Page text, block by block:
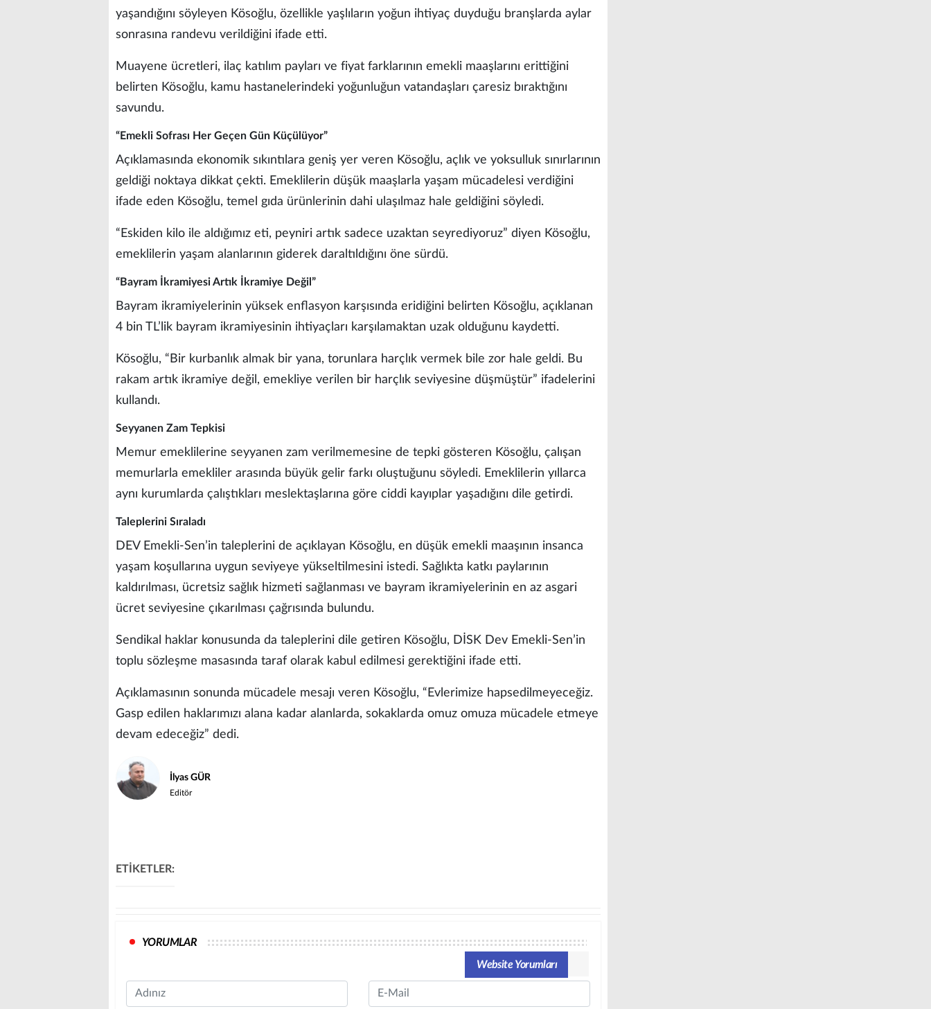
yaşandığını söyleyen Kösoğlu, özellikle yaşlıların yoğun ihtiyaç duyduğu branşlarda aylar
sonrasına randevu verildiğini ifade etti.
Muayene ücretleri, ilaç katılım payları ve fiyat farklarının emekli maaşlarını erittiğini
belirten Kösoğlu, kamu hastanelerindeki yoğunluğun vatandaşları çaresiz bıraktığını
savundu.
“Emekli Sofrası Her Geçen Gün Küçülüyor”
Açıklamasında ekonomik sıkıntılara geniş yer veren Kösoğlu, açlık ve yoksulluk sınırlarının
geldiği noktaya dikkat çekti. Emeklilerin düşük maaşlarla yaşam mücadelesi verdiğini
ifade eden Kösoğlu, temel gıda ürünlerinin dahi ulaşılmaz hale geldiğini söyledi.
“Eskiden kilo ile aldığımız eti, peyniri artık sadece uzaktan seyrediyoruz” diyen Kösoğlu,
emeklilerin yaşam alanlarının giderek daraltıldığını öne sürdü.
“Bayram İkramiyesi Artık İkramiye Değil”
Bayram ikramiyelerinin yüksek enflasyon karşısında eridiğini belirten Kösoğlu, açıklanan
4 bin TL’lik bayram ikramiyesinin ihtiyaçları karşılamaktan uzak olduğunu kaydetti.
Kösoğlu, “Bir kurbanlık almak bir yana, torunlara harçlık vermek bile zor hale geldi. Bu
rakam artık ikramiye değil, emekliye verilen bir harçlık seviyesine düşmüştür” ifadelerini
kullandı.
Seyyanen Zam Tepkisi
Memur emeklilerine seyyanen zam verilmemesine de tepki gösteren Kösoğlu, çalışan
memurlarla emekliler arasında büyük gelir farkı oluştuğunu söyledi. Emeklilerin yıllarca
aynı kurumlarda çalıştıkları meslektaşlarına göre ciddi kayıplar yaşadığını dile getirdi.
Taleplerini Sıraladı
DEV Emekli-Sen’in taleplerini de açıklayan Kösoğlu, en düşük emekli maaşının insanca
yaşam koşullarına uygun seviyeye yükseltilmesini istedi. Sağlıkta katkı paylarının
kaldırılması, ücretsiz sağlık hizmeti sağlanması ve bayram ikramiyelerinin en az asgari
ücret seviyesine çıkarılması çağrısında bulundu.
Sendikal haklar konusunda da taleplerini dile getiren Kösoğlu, DİSK Dev Emekli-Sen’in
toplu sözleşme masasında taraf olarak kabul edilmesi gerektiğini ifade etti.
Açıklamasının sonunda mücadele mesajı veren Kösoğlu, “Evlerimize hapsedilmeyeceğiz.
Gasp edilen haklarımızı alana kadar alanlarda, sokaklarda omuz omuza mücadele etmeye
devam edeceğiz” dedi.
İlyas GÜR
Editör
ETİKETLER:
YORUMLAR
Website Yorumları
Name Email